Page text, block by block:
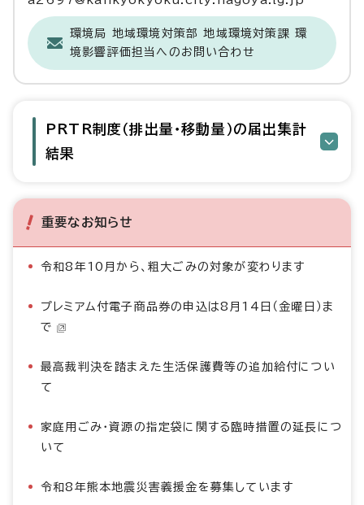
環境局 地域環境対策部 地域環境対策課 環
境影響評価担当へのお問い合わせ
PRTR制度（排出量・移動量）の届出集計
結果
重要なお知らせ
令和8年10月から、粗大ごみの対象が変わります
プレミアム付電子商品券の申込は8月14日（金曜日）ま
で
最高裁判決を踏まえた生活保護費等の追加給付につい
て
家庭用ごみ・資源の指定袋に関する臨時措置の延長につ
いて
令和8年熊本地震災害義援金を募集しています